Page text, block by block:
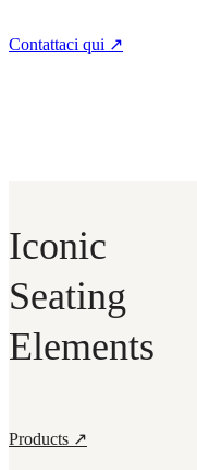
Contattaci qui ↗
Iconic
Seating
Elements
Products ↗